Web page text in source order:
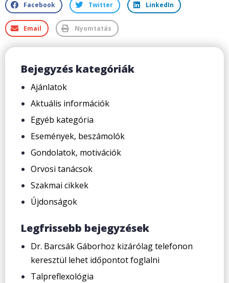
Facebook Twitter LinkedIn
Email Nyomtatás
Bejegyzés kategóriák
Ajánlatok
Aktuális információk
Egyéb kategória
Események, beszámolók
Gondolatok, motivációk
Orvosi tanácsok
Szakmai cikkek
Újdonságok
Legfrissebb bejegyzések
Dr. Barcsák Gáborhoz kizárólag telefonon
keresztül lehet időpontot foglalni
Talpreflexológia